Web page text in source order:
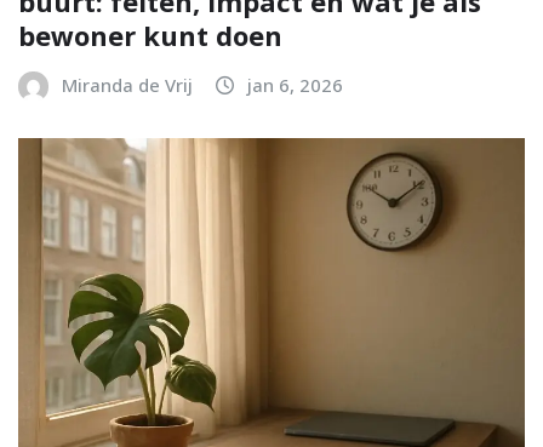
bewoner kunt doen
Miranda de Vrij jan 6, 2026